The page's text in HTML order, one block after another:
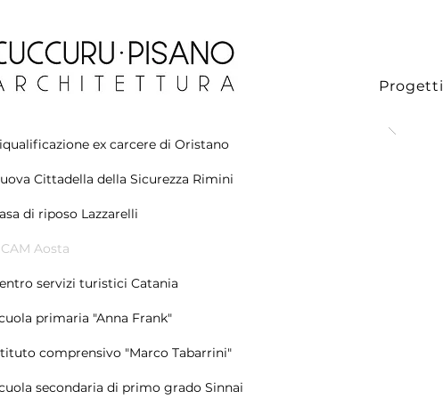
Progetti
ex carcere di Oristano
Cittadella della Sicurezza Rimini
di riposo Lazzarelli
Aosta
servizi turistici Catania
primaria "Anna Frank"
comprensivo "Marco Tabarrini"
secondaria di primo grado Sinnai